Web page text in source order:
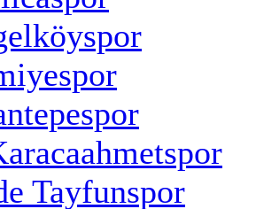
Tayfunspor